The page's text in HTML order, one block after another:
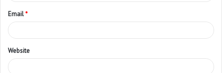
Email*
Website